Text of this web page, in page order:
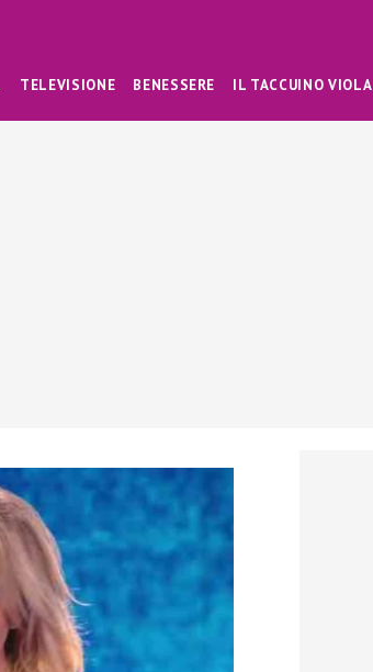
TELEVISIONE BENESSERE IL TACCUINO VIOLA